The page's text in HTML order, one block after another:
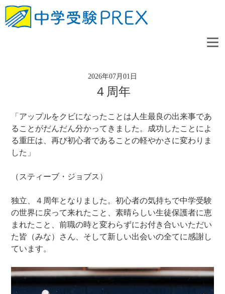
2026年07月01日
４周年
「アップルをクビになったことは人生最良の出来事であ
ることがだんだん分かってきました。成功したことによ
る重圧は、再び初心者であることの軽やかさに変わりま
した」
（スティーブ・ジョブス）
独立、４周年となりました。初心者の気持ちで中学受験
の世界に戻って来れたこと、素晴らしい生徒保護者に恵
まれたこと、前職の時と変わらずにお付き合いいただい
た皆（みな）さん、そして新しい出会いの全てに感謝し
ています。